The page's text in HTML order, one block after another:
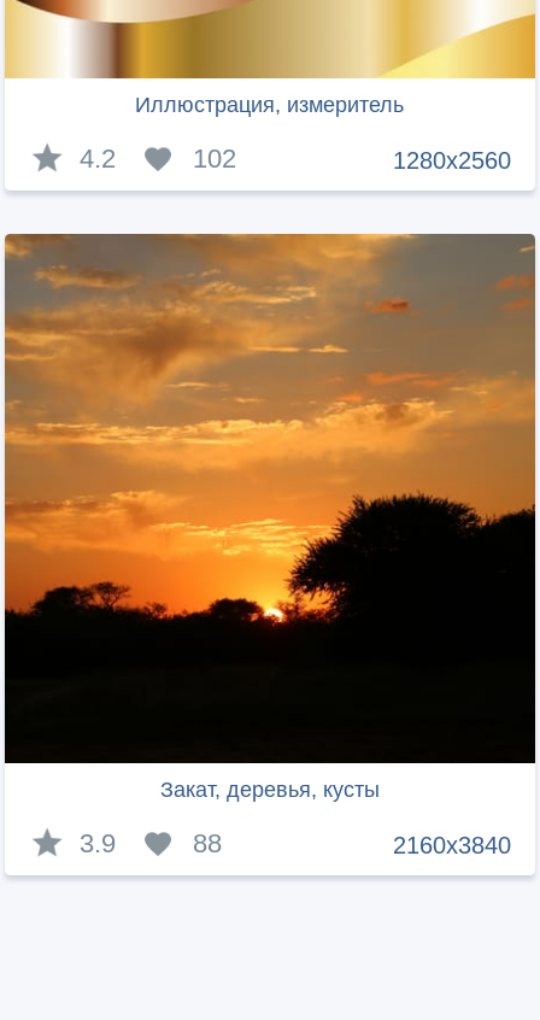
Иллюстрация, измеритель
1280x2560
4.2 102
Закат, деревья, кусты
2160x3840
3.9 88